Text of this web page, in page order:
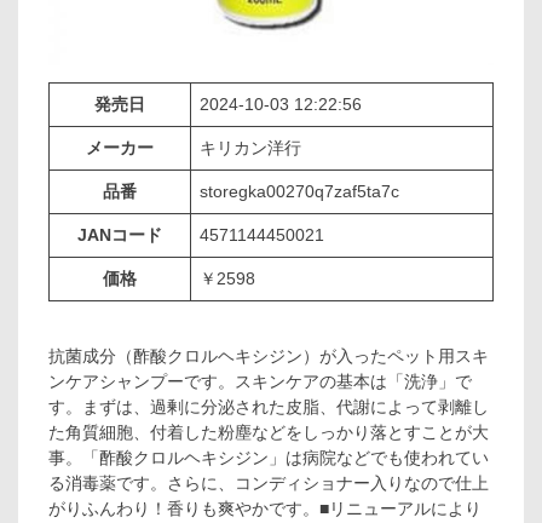
発売日 2024-10-03 12:22:56
メーカー キリカン洋行
品番 storegka00270q7zaf5ta7c
JANコード 4571144450021
価格 ￥2598
抗菌成分（酢酸クロルヘキシジン）が入ったペット用スキ
ンケアシャンプーです。スキンケアの基本は「洗浄」で
す。まずは、過剰に分泌された皮脂、代謝によって剥離し
た角質細胞、付着した粉塵などをしっかり落とすことが大
事。「酢酸クロルヘキシジン」は病院などでも使われてい
る消毒薬です。さらに、コンディショナー入りなので仕上
がりふんわり！香りも爽やかです。■リニューアルにより